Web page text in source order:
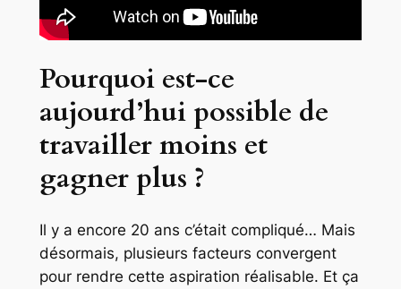
Pourquoi est-ce
aujourd’hui possible de
travailler moins et
gagner plus ?
Il y a encore 20 ans c’était compliqué… Mais
désormais, plusieurs facteurs convergent
pour rendre cette aspiration réalisable. Et ça